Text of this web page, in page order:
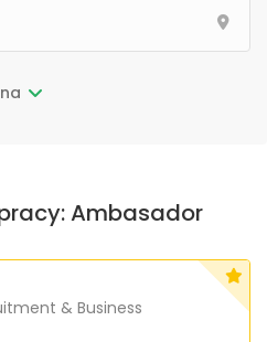
Ambasador
& Business